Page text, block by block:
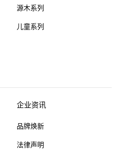
源木系列
儿童系列
企业资讯
品牌焕新
法律声明